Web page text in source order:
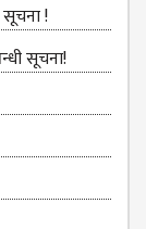
!
सूचना!